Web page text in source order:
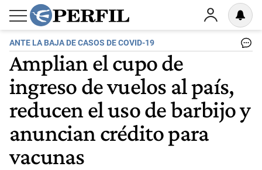
ANTE LA BAJA DE CASOS DE COVID-19
Amplian el cupo de
ingreso de vuelos al país,
reducen el uso de barbijo y
anuncian crédito para
vacunas